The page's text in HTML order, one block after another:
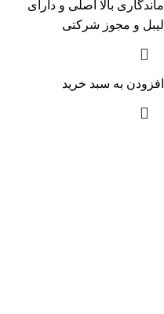
ماندگاری بالا اصلی و دارای
لیبل و مجوز شرکتی
افزودن به سبد خرید